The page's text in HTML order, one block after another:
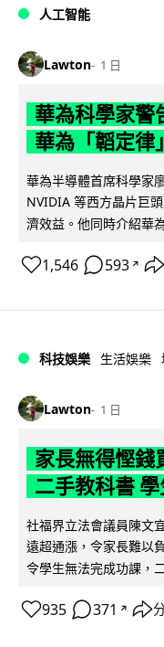
人工智能
Lawton 1 日
華為科學家警
華為「韜定律
華為半導體首席科學家
NVIDIA 等西方晶片巨
濟效益。他同時介紹華
1,546 593 ↗
科技娛樂 生活娛樂
Lawton 1 日
家長無得慳錢
二手教科書
社福界立法會議員陳文
遠超通漲，令家長難以
令學生無法完成功課，
935 371 ↗